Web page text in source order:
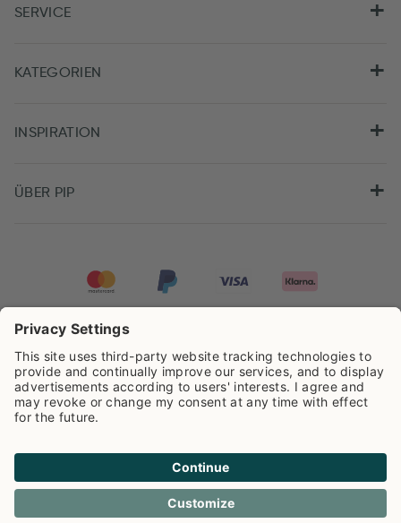
SERVICE
KATEGORIEN
INSPIRATION
ÜBER PIP
auf der Grundlage von8.951Rezensionen ausgezeichnet.
Cookie info Datenschutzerklarüng
Impressum
Versandkosten